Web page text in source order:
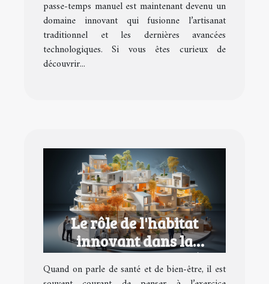
passe-temps manuel est maintenant devenu un
domaine innovant qui fusionne l’artisanat
traditionnel et les dernières avancées
technologiques. Si vous êtes curieux de
découvrir...
Le rôle de l'habitat
innovant dans la
promotion de la santé et
du bien-être
Quand on parle de santé et de bien-être, il est